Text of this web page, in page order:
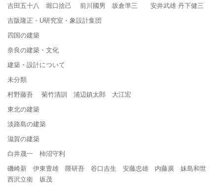
吉田五十八 堀口捨己 前川國男 坂倉準三 安井武雄 丹下健三
吉阪隆正・U研究室・象設計集団
四国の建築
奈良の建築・文化
建築・設計について
未分類
村野藤吾 菊竹清訓 浦辺鎮太郎 大江宏
東北の建築
淡路島の建築
滋賀の建築
白井晟一 柿沼守利
磯崎新 伊東豊雄 隈研吾 谷口吉生 安藤忠雄 内藤廣 妹島和世
西沢立衛 坂茂